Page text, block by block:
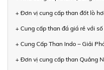
+ Đơn vị cung cấp than đốt lò
+ Cung cấp than đá giá rẻ với
+ Cung Cấp Than Indo – Giải
+ Đơn vị cung cấp than Quảng